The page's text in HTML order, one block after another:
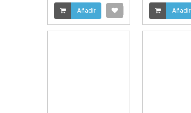
Añadir Añadir